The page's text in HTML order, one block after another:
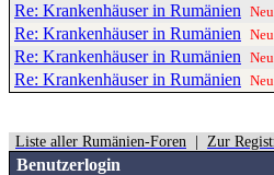
Re: Krankenhäuser in Rumänien Neu
Re: Krankenhäuser in Rumänien Neu
Re: Krankenhäuser in Rumänien Neu
Re: Krankenhäuser in Rumänien Neu
Liste aller Rumänien-Foren Zur
Benutzerlogin